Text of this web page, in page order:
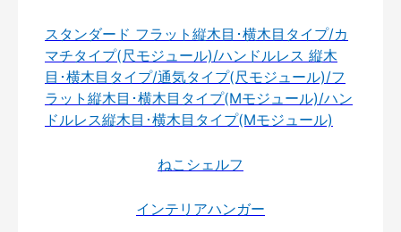
スタンダード フラット縦木目･横木目タイプ/カ
マチタイプ(尺モジュール)/ハンドルレス 縦木
目･横木目タイプ/通気タイプ(尺モジュール)/フ
ラット縦木目･横木目タイプ(Mモジュール)/ハン
ドルレス縦木目･横木目タイプ(Mモジュール)
ねこシェルフ
インテリアハンガー